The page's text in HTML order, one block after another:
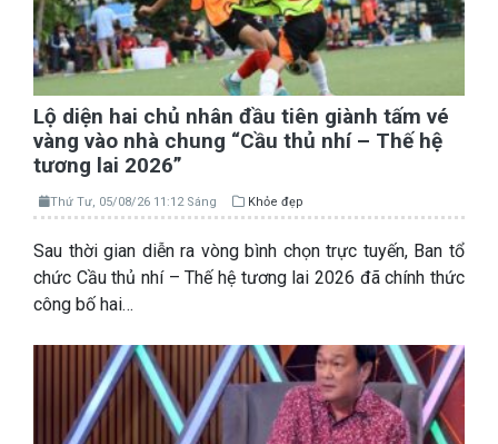
Lộ diện hai chủ nhân đầu tiên giành tấm vé
vàng vào nhà chung “Cầu thủ nhí – Thế hệ
tương lai 2026”
Thứ Tư, 05/08/26 11:12 Sáng Khỏe đẹp
Sau thời gian diễn ra vòng bình chọn trực tuyến, Ban tổ
chức Cầu thủ nhí – Thế hệ tương lai 2026 đã chính thức
công bố hai…